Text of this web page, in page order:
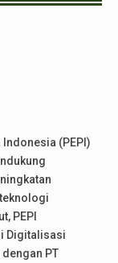
(PEPI)
PEPI
Digitalisasi
PT